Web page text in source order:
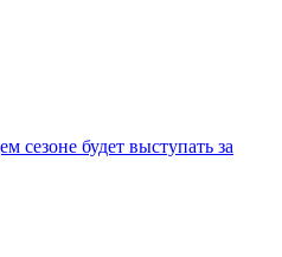
сезоне будет выступать за